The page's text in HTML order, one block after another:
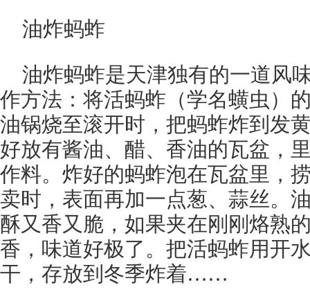
油炸蚂蚱
油炸蚂蚱是天津独有的一道风
作方法：将活蚂蚱（学名蟥虫）
油锅烧至滚开时，把蚂蚱炸到发
好放有酱油、醋、香油的瓦盆，
作料。炸好的蚂蚱泡在瓦盆里，
卖时，表面再加一点葱、蒜丝。
酥又香又脆，如果夹在刚刚烙熟
香，味道好极了。把活蚂蚱用开
干，存放到冬季炸着……